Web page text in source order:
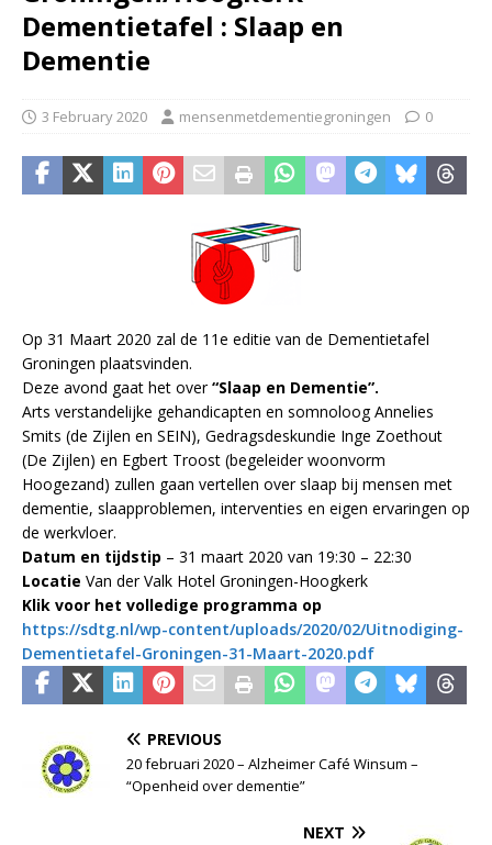
Dementietafel : Slaap en
Dementie
3 February 2020 mensenmetdementiegroningen 0
Op 31 Maart 2020 zal de 11e editie van de Dementietafel
Groningen plaatsvinden.
Deze avond gaat het over“Slaap en Dementie”.
Arts verstandelijke gehandicapten en somnoloog Annelies
Smits (de Zijlen en SEIN), Gedragsdeskundie Inge Zoethout
(De Zijlen) en Egbert Troost (begeleider woonvorm
Hoogezand) zullen gaan vertellen over slaap bij mensen met
dementie, slaapproblemen, interventies en eigen ervaringen op
de werkvloer.
Datum en tijdstip – 31 maart 2020 van 19:30 – 22:30
Locatie Van der Valk Hotel Groningen-Hoogkerk
Klik voor het volledige programma op
https://sdtg.nl/wp-content/uploads/2020/02/Uitnodiging-
Dementietafel-Groningen-31-Maart-2020.pdf
PREVIOUS
20 februari 2020 – Alzheimer Café Winsum –
“Openheid over dementie”
NEXT